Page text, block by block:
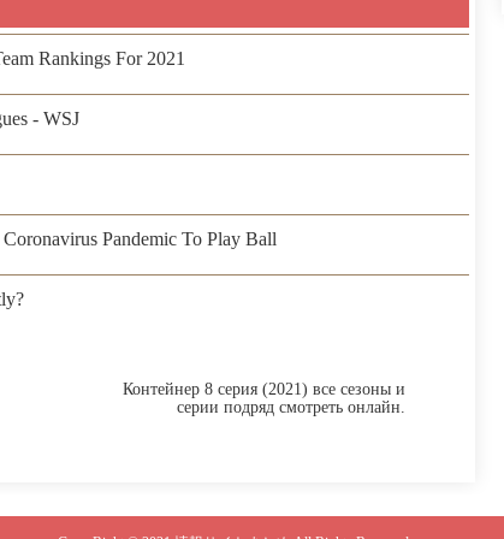
Rankings For 2021
- WSJ
Pandemic To Play Ball
Контейнер 8 серия (2021) все сезоны и
серии подряд смотреть онлайн.